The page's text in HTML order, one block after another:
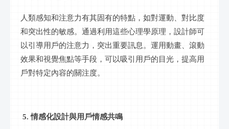
人類感知和注意力有其固有的特點，如對運動、對比度
和突出性的敏感。通過利用這些心理學原理，設計師可
以引導用戶的注意力，突出重要訊息。運用動畫、滾動
效果和視覺焦點等手段，可以吸引用戶的目光，提高用
戶對特定內容的關注度。
5. 情感化設計與用戶情感共鳴